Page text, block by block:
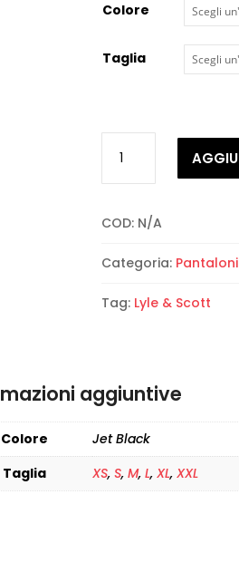
Colore
Taglia
Scott
Sweat
quantità
COD: N/A
Categoria:
Tag: Lyle & Scott
aggiuntive
Colore
Jet Black
Taglia
XS, S, M, L, XL, XXL